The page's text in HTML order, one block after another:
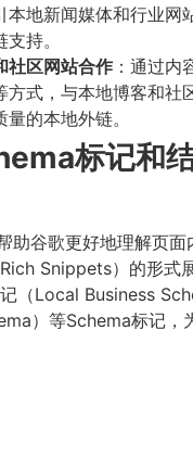
本地新闻媒体和行业网
持。
社区网站合作 ：通过内
方式，与本地博客和社
的本地外链。
标记和
助谷歌更好地理解页
Snippets）的形式
（Local Business
）等Schema标记，